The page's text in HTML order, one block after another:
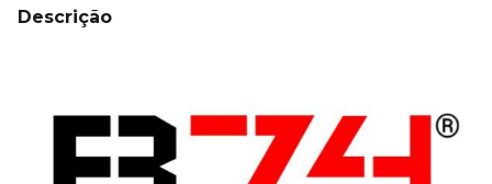
Descrição